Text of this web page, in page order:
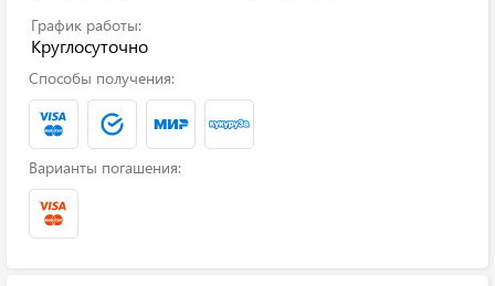
График работы:
Круглосуточно
Способы получения:
Варианты погашения: